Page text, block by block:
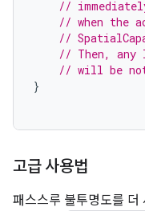
//
// when the
//
// Then, any
// will be
}
고급 사용법
패스스루 불투명도를 더